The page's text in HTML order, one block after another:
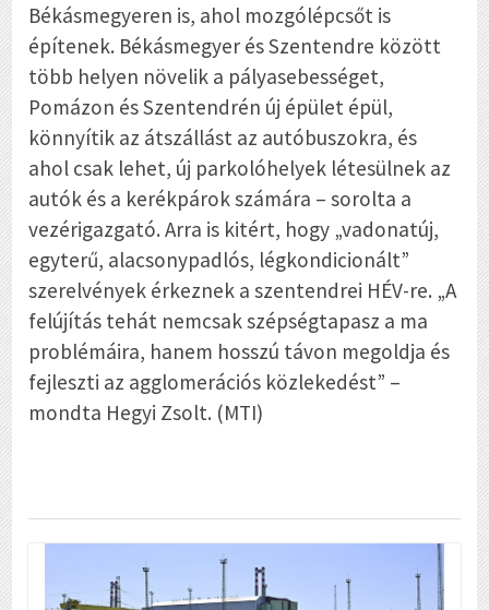
Békásmegyeren is, ahol mozgólépcsőt is
építenek. Békásmegyer és Szentendre között
több helyen növelik a pályasebességet,
Pomázon és Szentendrén új épület épül,
könnyítik az átszállást az autóbuszokra, és
ahol csak lehet, új parkolóhelyek létesülnek az
autók és a kerékpárok számára – sorolta a
vezérigazgató. Arra is kitért, hogy „vadonatúj,
egyterű, alacsonypadlós, légkondicionált”
szerelvények érkeznek a szentendrei HÉV-re. „A
felújítás tehát nemcsak szépségtapasz a ma
problémáira, hanem hosszú távon megoldja és
fejleszti az agglomerációs közlekedést” –
mondta Hegyi Zsolt. (MTI)